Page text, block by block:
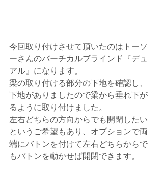
今回取り付けさせて頂いたのはトーソ
ーさんのバーチカルブラインド『デュ
アル』になります。
梁の取り付ける部分の下地を確認し、
下地がありましたので梁から垂れ下が
るように取り付けました。
左右どちらの方向からでも開閉したい
というご希望もあり、オプションで両
端にバトンを付けて左右どちらからで
もバトンを動かせば開閉できます。